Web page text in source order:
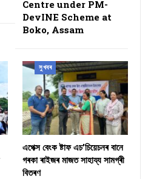
Centre under PM-
DevINE Scheme at
Boko, Assam
সুখবৰ
​এপেক্স বেংক ষ্টাফ এচ’চিয়েচনৰ বানে
গৰকা ৰাইজৰ মাজত সাহায্য সামগ্ৰী
বিতৰণ ​